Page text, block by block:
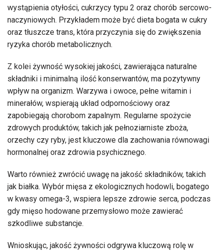
wystąpienia otyłości, cukrzycy typu 2 oraz chorób sercowo-
naczyniowych. Przykładem może być dieta bogata w cukry
oraz tłuszcze trans, która przyczynia się do zwiększenia
ryzyka chorób metabolicznych.
Z kolei żywność wysokiej jakości, zawierająca naturalne
składniki i minimalną ilość konserwantów, ma pozytywny
wpływ na organizm. Warzywa i owoce, pełne witamin i
minerałów, wspierają układ odpornościowy oraz
zapobiegają chorobom zapalnym. Regularne spożycie
zdrowych produktów, takich jak pełnoziarniste zboża,
orzechy czy ryby, jest kluczowe dla zachowania równowagi
hormonalnej oraz zdrowia psychicznego.
Warto również zwrócić uwagę na jakość składników, takich
jak białka. Wybór mięsa z ekologicznych hodowli, bogatego
w kwasy omega-3, wspiera lepsze zdrowie serca, podczas
gdy mięso hodowane przemysłowo może zawierać
szkodliwe substancje.
Wnioskując, jakość żywności odgrywa kluczową rolę w